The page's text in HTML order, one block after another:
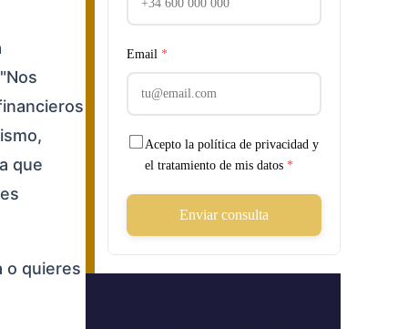
que
o quieres
Email *
Acepto la política de privacidad y
el tratamiento de mis datos *
Enviar consulta